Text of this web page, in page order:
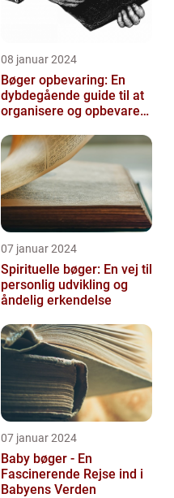
08 januar 2024
Bøger opbevaring: En
dybdegående guide til at
organisere og opbevare
07 januar 2024
Spirituelle bøger: En vej til
personlig udvikling og
åndelig erkendelse
07 januar 2024
Baby bøger - En
Fascinerende Rejse ind i
Babyens Verden